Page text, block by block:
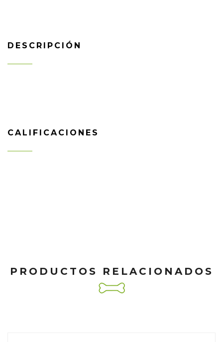
DESCRIPCIÓN
CALIFICACIONES
PRODUCTOS RELACIONADOS